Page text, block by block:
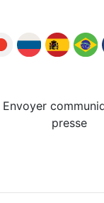
Envoyer
presse